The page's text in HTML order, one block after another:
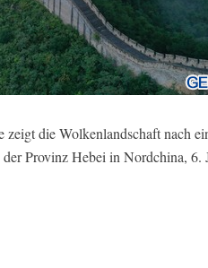
die Wolkenlandschaft nach
Provinz Hebei in Nordchina,